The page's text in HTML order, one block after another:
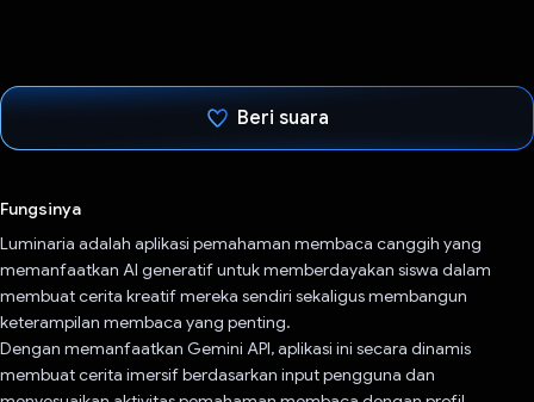
Beri suara
Fungsinya
Luminaria adalah aplikasi pemahaman membaca canggih yang
memanfaatkan AI generatif untuk memberdayakan siswa dalam
membuat cerita kreatif mereka sendiri sekaligus membangun
keterampilan membaca yang penting.
Dengan memanfaatkan Gemini API, aplikasi ini secara dinamis
membuat cerita imersif berdasarkan input pengguna dan